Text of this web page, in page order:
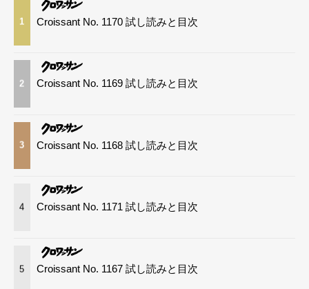
1 Croissant No. 1170 試し読みと目次
2 Croissant No. 1169 試し読みと目次
3 Croissant No. 1168 試し読みと目次
4 Croissant No. 1171 試し読みと目次
5 Croissant No. 1167 試し読みと目次